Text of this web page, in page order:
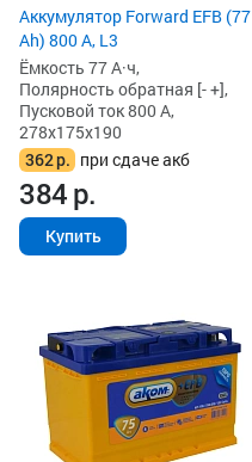
Аккумулятор Forward EFB (77
Ah) 800 А, L3
Ёмкость 77 А·ч,
Полярность обратная [- +],
Пусковой ток 800 А,
278x175x190
362р. при сдаче акб
384р.
Купить